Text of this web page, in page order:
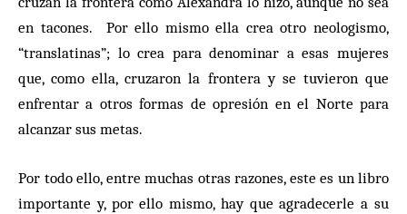
en tacones. Por ello mismo ella crea otro neologismo,
“translatinas”; lo crea para denominar a esas mujeres
que, como ella, cruzaron la frontera y se tuvieron que
enfrentar a otros formas de opresión en el Norte para
alcanzar sus metas.
Por todo ello, entre muchas otras razones, este es un libro
importante y, por ello mismo, hay que agradecerle a su